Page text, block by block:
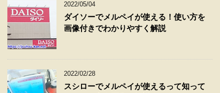
2022/05/04
ダイソーでメルペイが使える！使い方を
画像付きでわかりやすく解説
2022/02/28
スシローでメルペイが使えるって知って